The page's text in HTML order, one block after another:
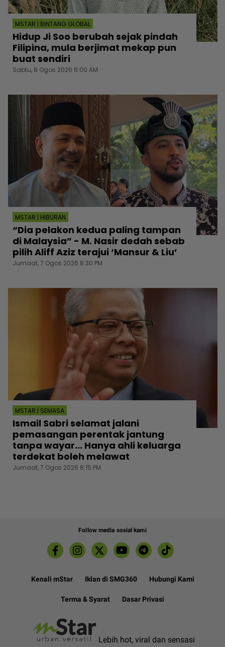
MSTAR | BINTANG GLOBAL
Hidup Ji Soo berubah sejak pindah
Filipina, mula berjimat mekap pun
buat sendiri
Sabtu, 8 Ogos 2026 6:00 AM
MSTAR | HIBURAN
“Dia pelakon kedua paling tampan
di Malaysia” - M. Nasir dedah sebab
pilih Aliff Aziz terajui ‘Mansur & Liu’
Jumaat, 7 Ogos 2026 8:30 PM
MSTAR | SEMASA
Ismail Sabri selamat jalani
pemasangan perentak jantung
tanpa wayar... Hanya ahli keluarga
terdekat boleh melawat
Jumaat, 7 Ogos 2026 8:15 PM
Follow media sosial kami
Kenali mStar Iklan di SMG360 Hubungi Kami
Terma & Syarat Dasar Privasi
Lebih hot, viral dan sensasi